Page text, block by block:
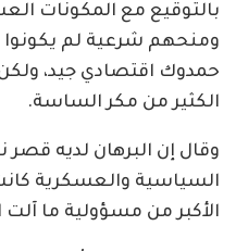
ومنحهم شرعية لم يكونوا
حمدوك اقتصادي جيد،
الكثير من مكر الساسة.
وقال إن البرهان لديه قصر
السياسية والعسكرية
الأكبر من مسؤولية ما آلت